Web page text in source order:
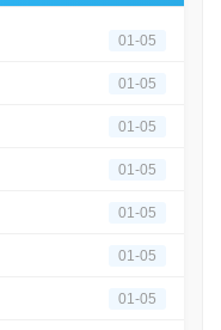
01-05
01-05
01-05
01-05
01-05
01-05
01-05